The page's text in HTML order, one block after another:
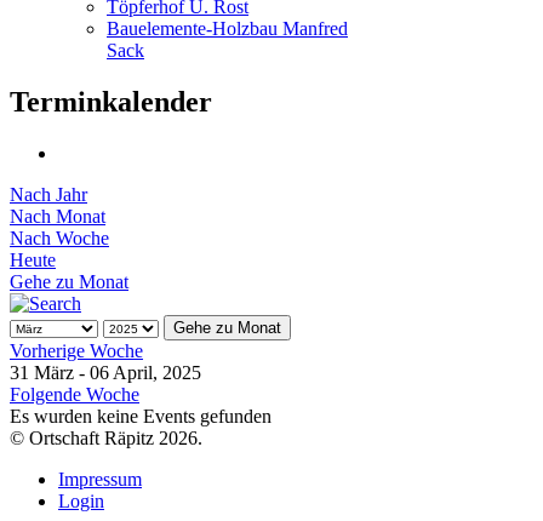
Töpferhof U. Rost
Bauelemente-Holzbau Manfred
Sack
Terminkalender
Nach Jahr
Nach Monat
Nach Woche
Heute
Gehe zu Monat
Gehe zu Monat
Vorherige Woche
31 März - 06 April, 2025
Folgende Woche
Es wurden keine Events gefunden
© Ortschaft Räpitz 2026.
Impressum
Login